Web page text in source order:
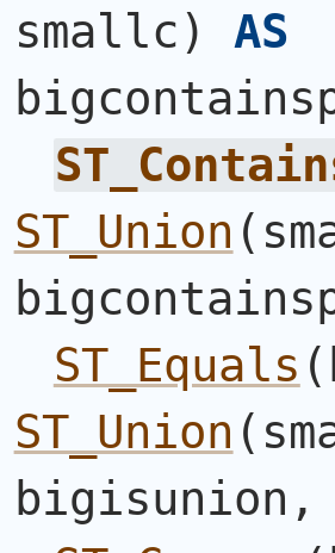
smallc )
AS
ST_Union (
ST_Equals (
ST_Union (
bigisunion,